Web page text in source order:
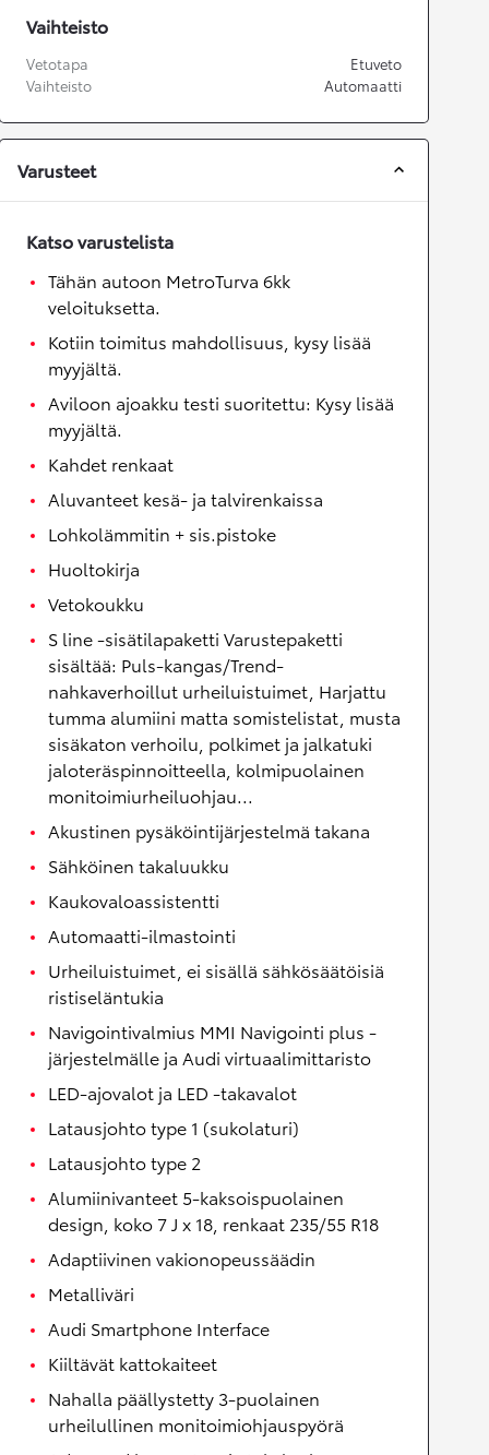
Vaihteisto
Vetotapa
Etuveto
Vaihteisto
Automaatti
Varusteet
Katso varustelista
Tähän autoon MetroTurva 6kk
veloituksetta.
Kotiin toimitus mahdollisuus, kysy lisää
myyjältä.
Aviloon ajoakku testi suoritettu: Kysy lisää
myyjältä.
Kahdet renkaat
Aluvanteet kesä- ja talvirenkaissa
Lohkolämmitin + sis.pistoke
Huoltokirja
Vetokoukku
S line -sisätilapaketti Varustepaketti
sisältää: Puls-kangas/Trend-
nahkaverhoillut urheiluistuimet, Harjattu
tumma alumiini matta somistelistat, musta
sisäkaton verhoilu, polkimet ja jalkatuki
jaloteräspinnoitteella, kolmipuolainen
monitoimiurheiluohjau...
Akustinen pysäköintijärjestelmä takana
Sähköinen takaluukku
Kaukovaloassistentti
Automaatti-ilmastointi
Urheiluistuimet, ei sisällä sähkösäätöisiä
ristiseläntukia
Navigointivalmius MMI Navigointi plus -
järjestelmälle ja Audi virtuaalimittaristo
LED-ajovalot ja LED -takavalot
Latausjohto type 1 (sukolaturi)
Latausjohto type 2
Alumiinivanteet 5-kaksoispuolainen
design, koko 7 J x 18, renkaat 235/55 R18
Adaptiivinen vakionopeussäädin
Metalliväri
Audi Smartphone Interface
Kiiltävät kattokaiteet
Nahalla päällystetty 3-puolainen
urheilullinen monitoimiohjauspyörä